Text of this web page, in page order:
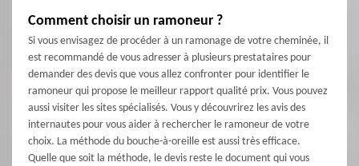
Comment choisir un ramoneur ?
Si vous envisagez de procéder à un ramonage de votre cheminée, il
est recommandé de vous adresser à plusieurs prestataires pour
demander des devis que vous allez confronter pour identifier le
ramoneur qui propose le meilleur rapport qualité prix. Vous pouvez
aussi visiter les sites spécialisés. Vous y découvrirez les avis des
internautes pour vous aider à rechercher le ramoneur de votre
choix. La méthode du bouche-à-oreille est aussi très efficace.
Quelle que soit la méthode, le devis reste le document qui vous